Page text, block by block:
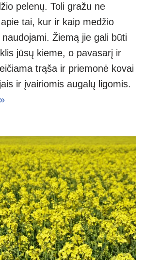
pelenų. Toli gražu ne
tai, kur ir kaip medžio
Žiemą jie gali būti
jūsų kieme, o pavasarį ir
trąša ir priemonė kovai
ir įvairiomis augalų ligomis.